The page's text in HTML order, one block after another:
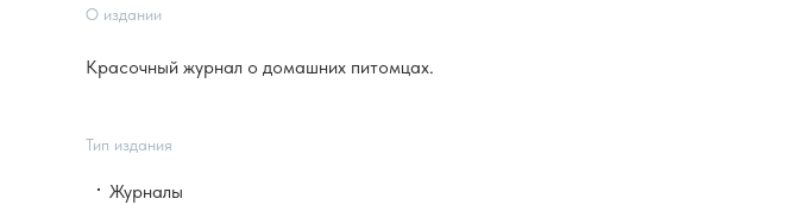
О издании
Красочный журнал о домашних питомцах.
Тип издания
Журналы